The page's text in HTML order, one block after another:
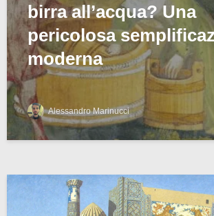
birra all’acqua? Una
pericolosa
moderna
Alessandro Marinucci